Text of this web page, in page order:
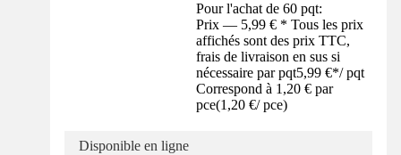
Pour l'achat de 60 pqt:
Prix — 5,99 € * Tous les prix
affichés sont des prix TTC,
frais de livraison en sus si
nécessaire par pqt5,99 €*/ pqt
Correspond à 1,20 € par
pce(1,20 €/ pce)
Disponible en ligne